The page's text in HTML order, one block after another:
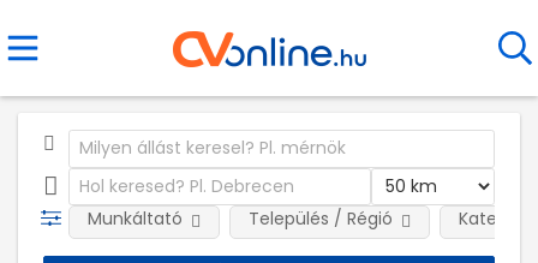
Munkáltató Település / Régió